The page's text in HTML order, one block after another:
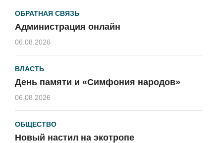
ОБРАТНАЯ СВЯЗЬ
Администрация онлайн
06.08.2026
ВЛАСТЬ
День памяти и «Симфония народов»
06.08.2026
ОБЩЕСТВО
Новый настил на экотропе